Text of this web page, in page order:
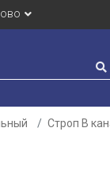
Строп В